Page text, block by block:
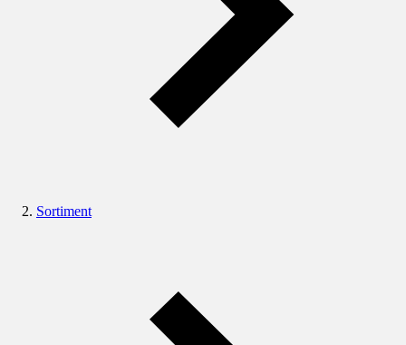
Sortiment